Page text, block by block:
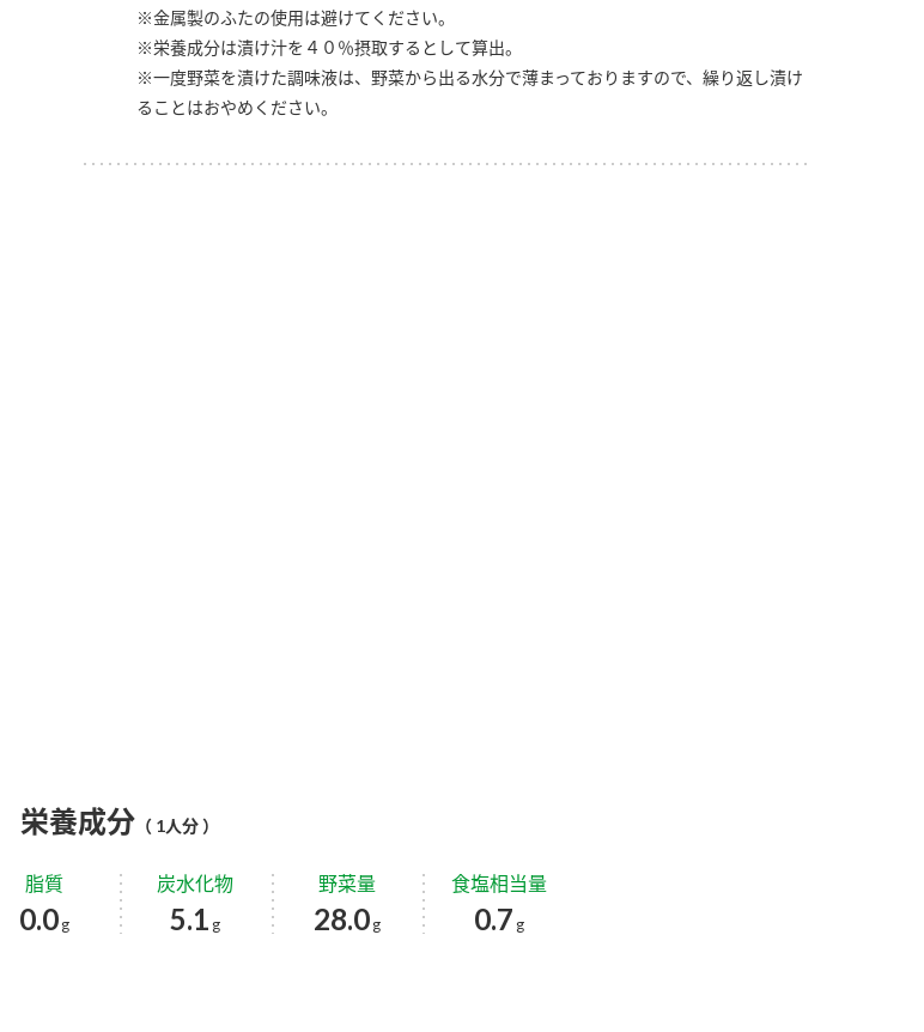
※金属製のふたの使用は避けてください。
※栄養成分は漬け汁を４０％摂取するとして算出。
※一度野菜を漬けた調味液は、野菜から出る水分で薄まっておりますので、繰り返し漬け
ることはおやめください。
栄養成分 （ 1人分 ）
脂質
0.0 g
炭水化物
5.1 g
野菜量
28.0g
食塩相当量
0.7 g